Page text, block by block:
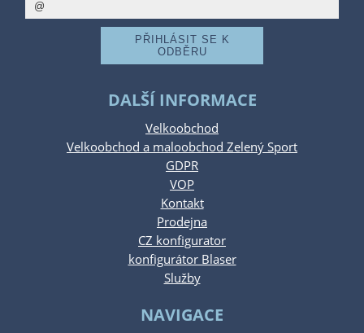
DALŠÍ INFORMACE
Velkoobchod
Velkoobchod a maloobchod Zelený Sport
GDPR
VOP
Kontakt
Prodejna
CZ konfigurator
konfigurátor Blaser
Služby
NAVIGACE